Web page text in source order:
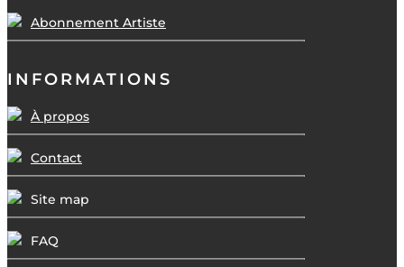
Abonnement Artiste
INFORMATIONS
À propos
Contact
Site map
FAQ